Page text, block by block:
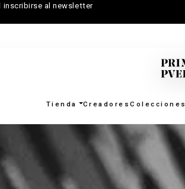
inscribirse al newsletter
Tienda CreadoresColecciones